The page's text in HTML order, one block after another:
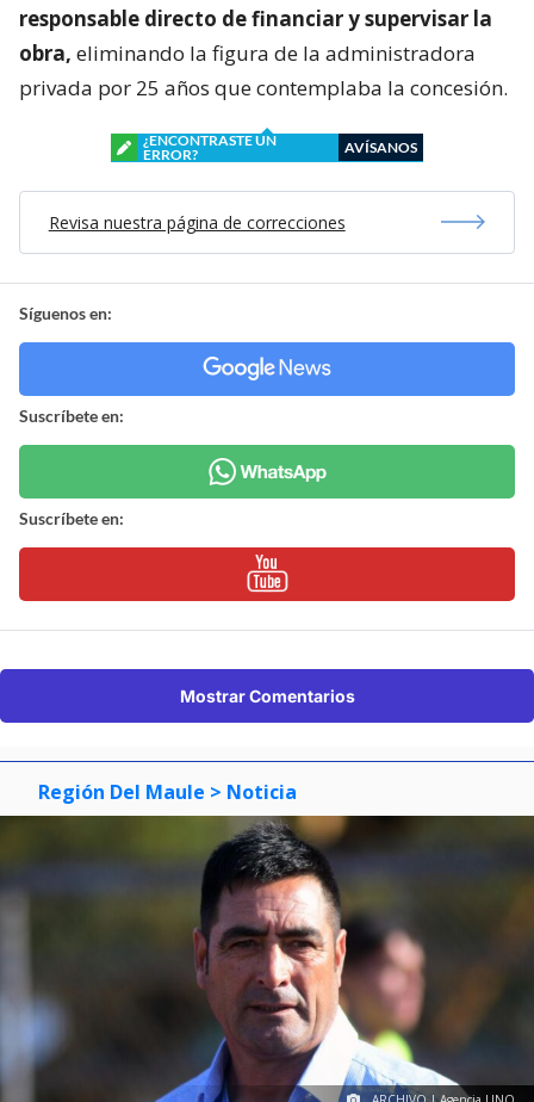
responsable directo de financiar y supervisar la
obra, eliminando la figura de la administradora
privada por 25 años que contemplaba la concesión.
¿ENCONTRASTE UN
ERROR?
AVÍSANOS
Revisa nuestra página de correcciones
Síguenos en:
Suscríbete en:
Suscríbete en:
Mostrar Comentarios
Región Del Maule > Noticia